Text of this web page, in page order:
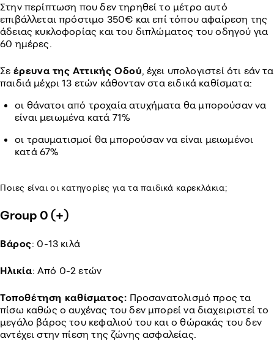
Στην περίπτωση που δεν τηρηθεί το μέτρο αυτό
επιβάλλεται πρόστιμο 350€ και επί τόπου αφαίρεση της
άδειας κυκλοφορίας και του διπλώματος του οδηγού για
60 ημέρες.
Σε έρευνα της Αττικής Οδού, έχει υπολογιστεί ότι εάν τα
παιδιά μέχρι 13 ετών κάθονταν στα ειδικά καθίσματα:
οι θάνατοι από τροχαία ατυχήματα θα μπορούσαν να
είναι μειωμένα κατά 71%
οι τραυματισμοί θα μπορούσαν να είναι μειωμένοι
κατά 67%
Ποιες είναι οι κατηγορίες για τα παιδικά καρεκλάκια;
Group 0 (+)
Βάρος: 0-13 κιλά
Ηλικία: Από 0-2 ετών
Τοποθέτηση καθίσματος: Προσανατολισμό προς τα
πίσω καθώς ο αυχένας του δεν μπορεί να διαχειριστεί το
μεγάλο βάρος του κεφαλιού του και ο θώρακάς του δεν
αντέχει στην πίεση της ζώνης ασφαλείας.